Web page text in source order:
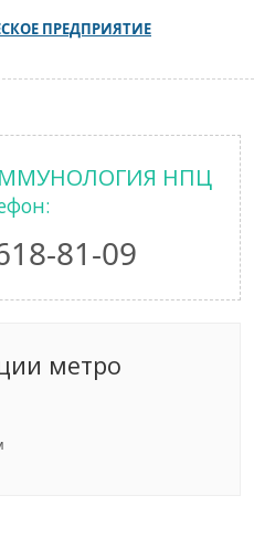
ПРЕДПРИЯТИЕ
НПЦ
81-09
метро